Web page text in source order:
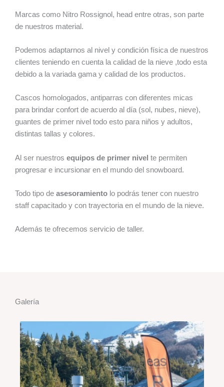
Marcas como Nitro Rossignol, head entre otras, son parte
de nuestros material.
Podemos adaptarnos al nivel y condición física de nuestros
clientes teniendo en cuenta la calidad de la nieve ,todo esta
debido a la variada gama y calidad de los productos.
Cascos homologados, antiparras con diferentes micas
para brindar confort de acuerdo al día (sol, nubes, nieve),
guantes de primer nivel todo esto para niños y adultos,
distintas tallas y colores.
Al ser nuestros equipos de primer nivel te permiten
progresar e incursionar en el mundo del snowboard.
Todo tipo de asesoramiento lo podrás tener con nuestro
staff capacitado y con trayectoria en el mundo de la nieve.
Además te ofrecemos servicio de taller.
Galería